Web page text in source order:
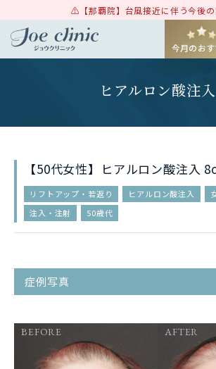
【那覇院】台風接近に伴う今後
今月のお
ヒアルロン酸注入
【50代女性】ヒアルロン酸注入
リフトアップ・若返り ヒアルロン酸注入
注入・注射
50歳代
症例写真
BEFORE AFTER